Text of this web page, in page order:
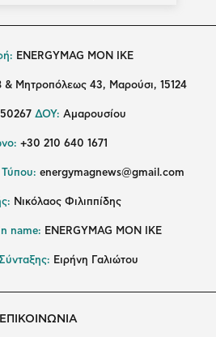
ENERGYMAG MON IKE
& Μητροπόλεως 43, Μαρούσι, 15124
ΔΟΥ: Αμαρουσίου
+30 210 640 1671
Τύπου: energymagnews@gmail.com
Νικόλαος Φιλιππίδης
name: ENERGYMAG ΜΟΝ ΙΚΕ
Ειρήνη Γαλιώτου
ΕΠΙΚΟΙΝΩΝΙΑ